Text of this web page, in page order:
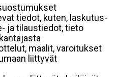
tiedot, kuten, laskutus-
ja tilaustiedot, tieto
maalit, varoitukset
liittyvät